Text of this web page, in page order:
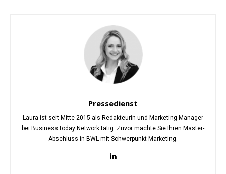
Pressedienst
Laura ist seit Mitte 2015 als Redakteurin und Marketing Manager
bei Business.today Network tätig. Zuvor machte Sie Ihren Master-
Abschluss in BWL mit Schwerpunkt Marketing.